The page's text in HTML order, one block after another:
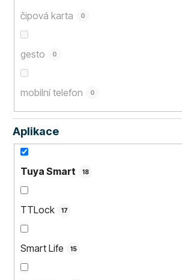
čipová karta 0
gesto 0
mobilní telefon 0
Aplikace
Tuya Smart 18
TTLock 17
Smart Life 15